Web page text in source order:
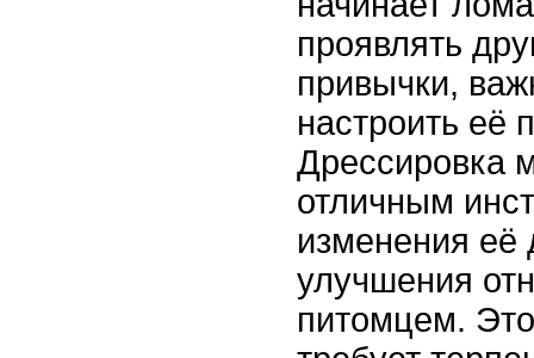
проявлять
привычки,
настроить её
Дрессировка
отличным
изменения её
улучшения
питомцем.